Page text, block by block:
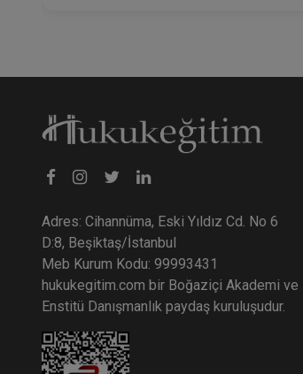
Adres: Cihannüma, Eski Yıldız Cd. No 6
D:8, Beşiktaş/İstanbul
Meb Kurum Kodu: 99993431
hukukegitim.com bir Boğaziçi Akademi ve
Enstitü Danışmanlık paydaş kuruluşudur.